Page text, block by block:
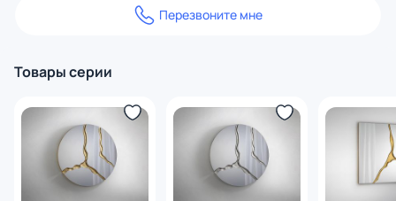
Перезвоните мне
Товары серии